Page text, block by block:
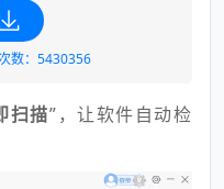
数：5430356
扫描”，让软件自动检